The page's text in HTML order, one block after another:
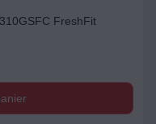
FreshFit